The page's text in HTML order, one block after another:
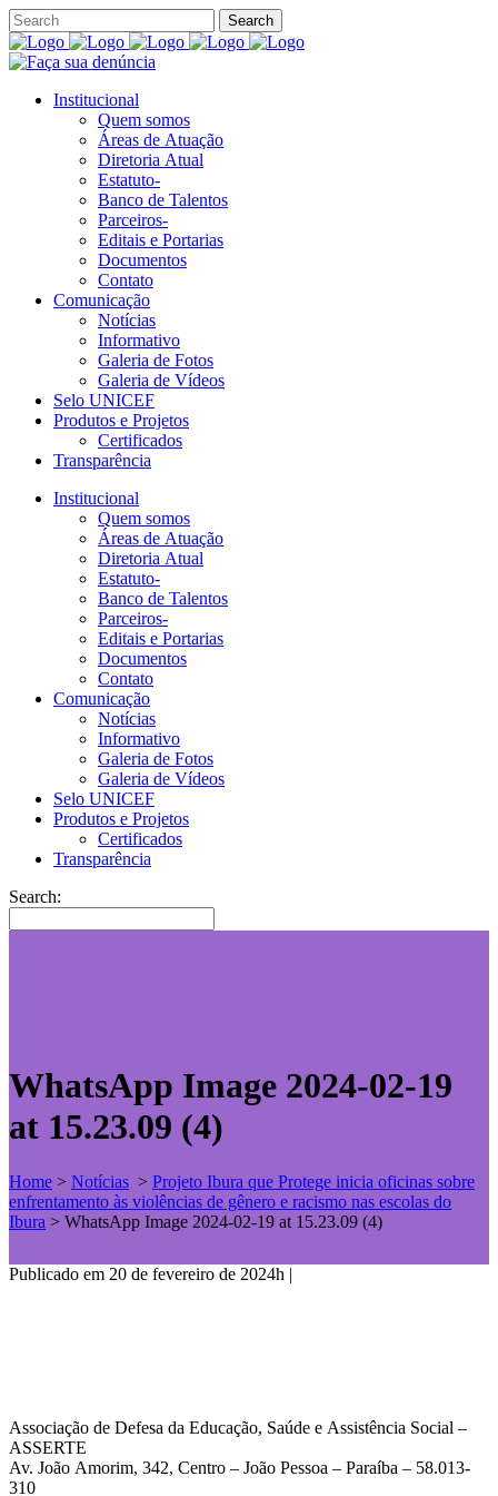
Institucional
Quem somos
Áreas de Atuação
Diretoria Atual
Estatuto-
Banco de Talentos
Parceiros-
Editais e Portarias
Documentos
Contato
Comunicação
Notícias
Informativo
Galeria de Fotos
Galeria de Vídeos
Selo UNICEF
Produtos e Projetos
Certificados
Transparência
Institucional
Quem somos
Áreas de Atuação
Diretoria Atual
Estatuto-
Banco de Talentos
Parceiros-
Editais e Portarias
Documentos
Contato
Comunicação
Notícias
Informativo
Galeria de Fotos
Galeria de Vídeos
Selo UNICEF
Produtos e Projetos
Certificados
Transparência
Search:
WhatsApp Image 2024-02-19
at 15.23.09 (4)
Home > Notícias > Projeto Ibura que Protege inicia oficinas sobre
enfrentamento às violências de gênero e racismo nas escolas do
Ibura > WhatsApp Image 2024-02-19 at 15.23.09 (4)
Publicado em 20 de fevereiro de 2024h |
Associação de Defesa da Educação, Saúde e Assistência Social –
ASSERTE
Av. João Amorim, 342, Centro – João Pessoa – Paraíba – 58.013-
310